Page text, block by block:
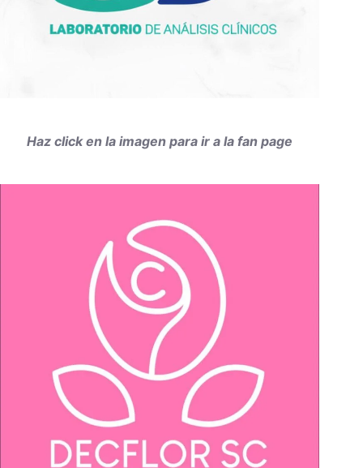
Haz click en la imagen para ir a la fan page